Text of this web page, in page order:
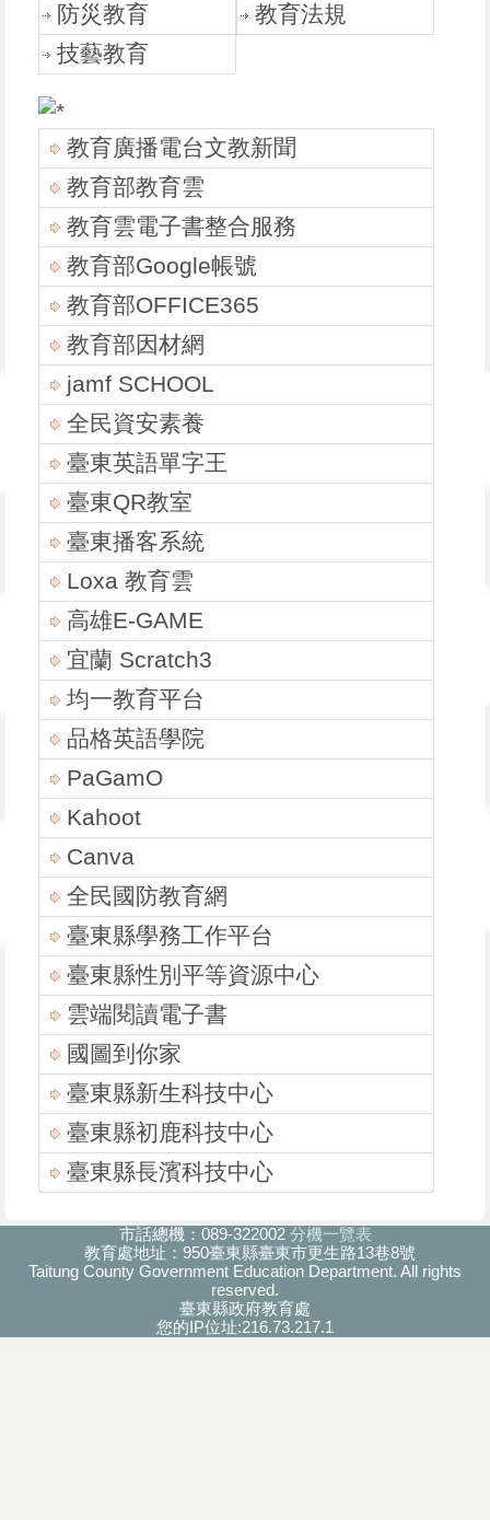
防災教育
技藝教育
教育法規
教育廣播電台文教新聞
教育部教育雲
教育雲電子書整合服務
教育部Google帳號
教育部OFFICE365
教育部因材網
jamf SCHOOL
全民資安素養
臺東英語單字王
臺東QR教室
臺東播客系統
Loxa 教育雲
高雄E-GAME
宜蘭 Scratch3
均一教育平台
品格英語學院
PaGamO
Kahoot
Canva
全民國防教育網
臺東縣學務工作平台
臺東縣性別平等資源中心
雲端閱讀電子書
國圖到你家
臺東縣新生科技中心
臺東縣初鹿科技中心
臺東縣長濱科技中心
市話總機：089-322002 分機一覽表
教育處地址：950臺東縣臺東市更生路13巷8號
Taitung County Government Education Department. All rights
reserved.
臺東縣政府教育處
您的IP位址:216.73.217.1